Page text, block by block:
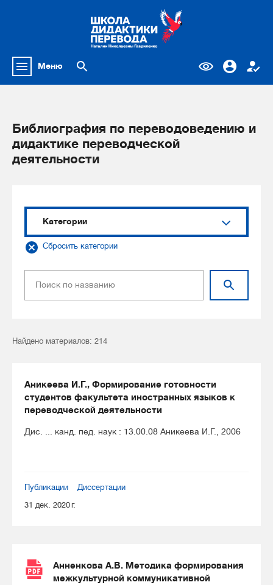
Меню
Библиография по переводоведению и
дидактике переводческой
деятельности
Категории
Сбросить категории
Найдено материалов: 214
Аникеева И.Г., Формирование готовности
студентов факультета иностранных языков к
переводческой деятельности
Дис. ... канд. пед. наук : 13.00.08 Аникеева И.Г., 2006
Публикации
Диссертации
31 дек. 2020 г.
Анненкова А.В. Методика формирования
межкультурной коммуникативной